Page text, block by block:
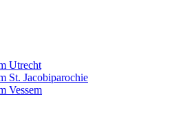
Utrecht
St. Jacobiparochie
Vessem